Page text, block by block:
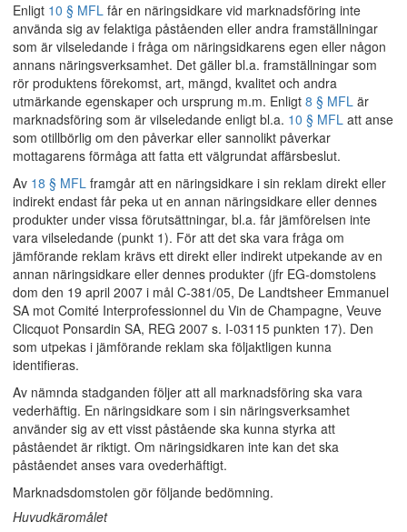
Enligt 10 § MFL får en näringsidkare vid marknadsföring inte
använda sig av felaktiga påståenden eller andra framställningar
som är vilseledande i fråga om näringsidkarens egen eller någon
annans näringsverksamhet. Det gäller bl.a. framställningar som
rör produktens förekomst, art, mängd, kvalitet och andra
utmärkande egenskaper och ursprung m.m. Enligt 8 § MFL är
marknadsföring som är vilseledande enligt bl.a. 10 § MFL att anse
som otillbörlig om den påverkar eller sannolikt påverkar
mottagarens förmåga att fatta ett välgrundat affärsbeslut.
Av 18 § MFL framgår att en näringsidkare i sin reklam direkt eller
indirekt endast får peka ut en annan näringsidkare eller dennes
produkter under vissa förutsättningar, bl.a. får jämförelsen inte
vara vilseledande (punkt 1). För att det ska vara fråga om
jämförande reklam krävs ett direkt eller indirekt utpekande av en
annan näringsidkare eller dennes produkter (jfr EG-domstolens
dom den 19 april 2007 i mål C-381/05, De Landtsheer Emmanuel
SA mot Comité Interprofessionnel du Vin de Champagne, Veuve
Clicquot Ponsardin SA, REG 2007 s. I-03115 punkten 17). Den
som utpekas i jämförande reklam ska följaktligen kunna
identifieras.
Av nämnda stadganden följer att all marknadsföring ska vara
vederhäftig. En näringsidkare som i sin näringsverksamhet
använder sig av ett visst påstående ska kunna styrka att
påståendet är riktigt. Om näringsidkaren inte kan det ska
påståendet anses vara ovederhäftigt.
Marknadsdomstolen gör följande bedömning.
Huvudkäromålet